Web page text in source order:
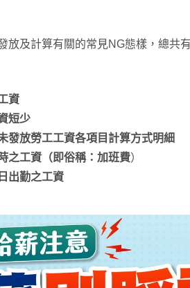
放及計算有關的常見NG態樣，總共
資
短少
發放勞工工資各項目計算方式明細
之工資（即俗稱：加班費）
出勤之工資